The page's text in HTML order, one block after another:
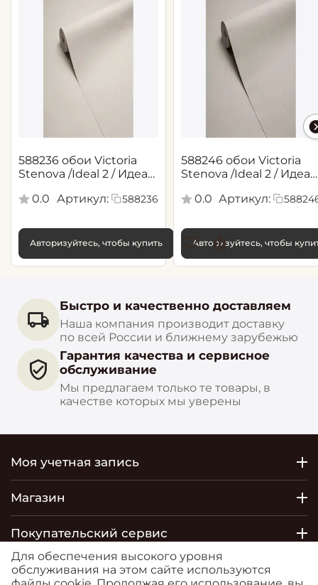
588236 обои Victoria
Stenova /Ideal 2 / Идеал
0.0
Артикул: 588236
Авторизуйтесь, чтобы купить
588246 обои Victoria
Stenova /Ideal 2 / Идеал
0.0 Артикул:
Авторизуйтесь, чтобы
Быстро и качественно доставляем
Наша компания производит доставку
по всей России и ближнему зарубежью
Гарантия качества и сервисное
обслуживание
Мы предлагаем только те товары, в
качестве которых мы уверены
Моя учетная запись
Магазин
Покупательский сервис
Контакты
Для обеспечения высокого уровня
обслуживания на этом сайте используются